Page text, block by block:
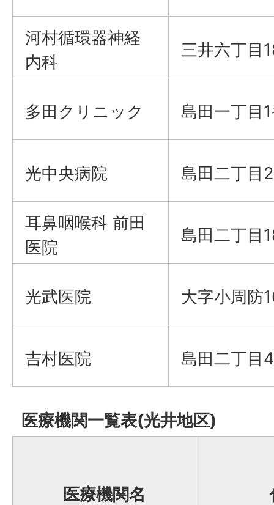
河村循環器神経
内科
三井六丁目
多田クリニック 島田一丁目
光中央病院 島田二丁目
耳鼻咽喉科 前田
医院
島田二丁目
光武医院 大字小周防
吉村医院 島田二丁目
医療機関一覧表(光井地区)
医療機関名